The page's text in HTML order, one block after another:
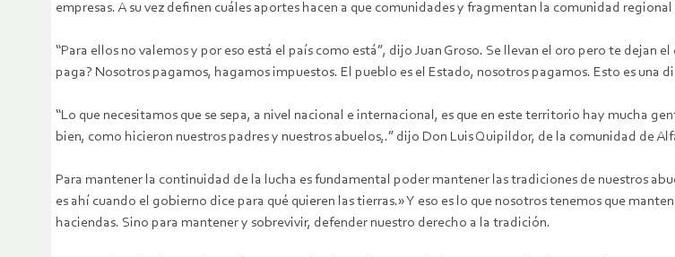
empresas. A su vez definen cuáles aportes hacen a que comunidades y fragmentan la comunidad regional
“Para ellos no valemos y por eso está el país como está”, dijo Juan Groso. Se llevan el oro pero te
paga? Nosotros pagamos, hagamos impuestos. El pueblo es el Estado, nosotros pagamos. Esto es una
“Lo que necesitamos que se sepa, a nivel nacional e internacional, es que en este territorio hay mucha
bien, como hicieron nuestros padres y nuestros abuelos,.” dijo Don Luis Quipildor, de la comunidad de
Para mantener la continuidad de la lucha es fundamental poder mantener las tradiciones de nuestros
es ahí cuando el gobierno dice para qué quieren las tierras.» Y eso es lo que nosotros tenemos que
haciendas. Sino para mantener y sobrevivir, defender nuestro derecho a la tradición.